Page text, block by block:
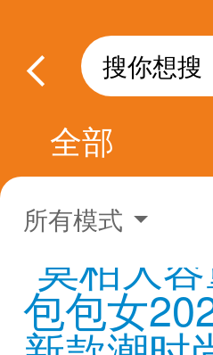
全部
所有模式